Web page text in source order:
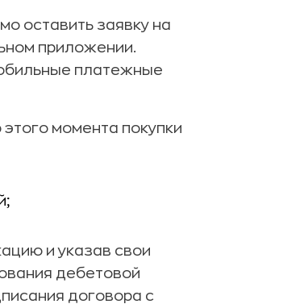
оставить заявку на
приложении.
платежные
момента покупки
и указав свои
дебетовой
договора с